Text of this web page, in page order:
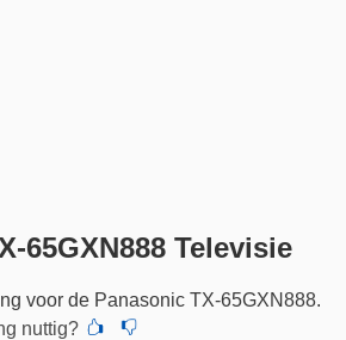
65GXN888 Televisie
voor de Panasonic TX-65GXN888.
nuttig?